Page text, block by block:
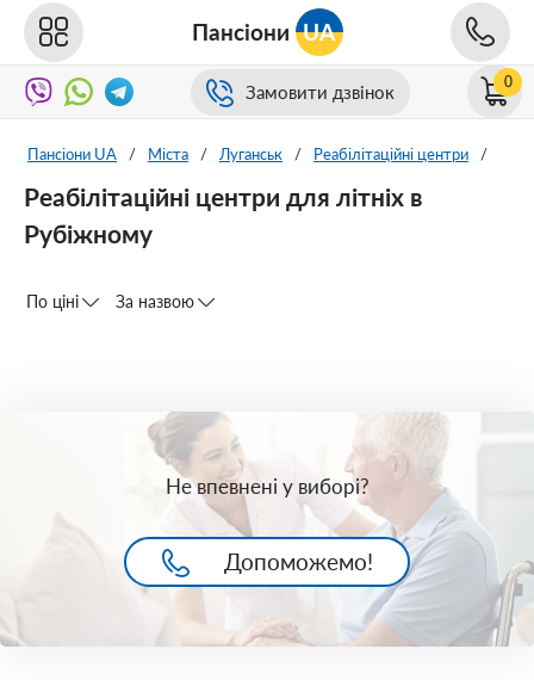
Пансіони UA
Замовити дзвінок 0
Пансіони UA / Міста / Луганськ / Реабілітаційні центри /
Реабілітаційні центри для літніх в
Рубіжному
По ціні За назвою
Не впевнені у виборі?
Допоможемо!